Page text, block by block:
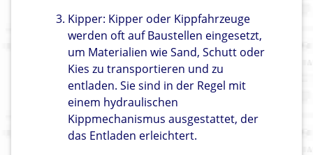
Kipper: Kipper oder Kippfahrzeuge
werden oft auf Baustellen eingesetzt,
um Materialien wie Sand, Schutt oder
Kies zu transportieren und zu
entladen. Sie sind in der Regel mit
einem hydraulischen
Kippmechanismus ausgestattet, der
das Entladen erleichtert.